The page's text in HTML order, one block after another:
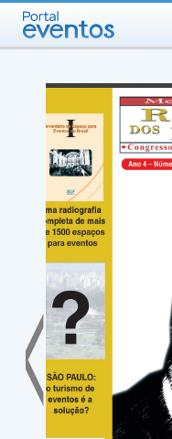
SEXTA-FEIRA, 7 DE AGOSTO